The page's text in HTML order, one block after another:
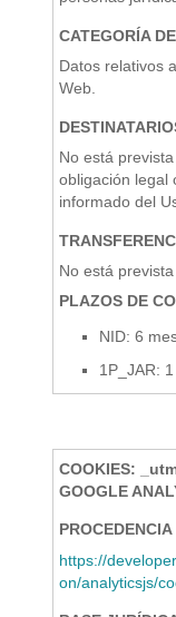
CATEGORÍA
Datos relativos
Web.
No está
obligación legal
informado del
No está
PLAZOS DE
NID: 6
1P_JAR:
COOKIES:
GOOGLE
PROCEDENCIA
https://
on/analyticsjs/